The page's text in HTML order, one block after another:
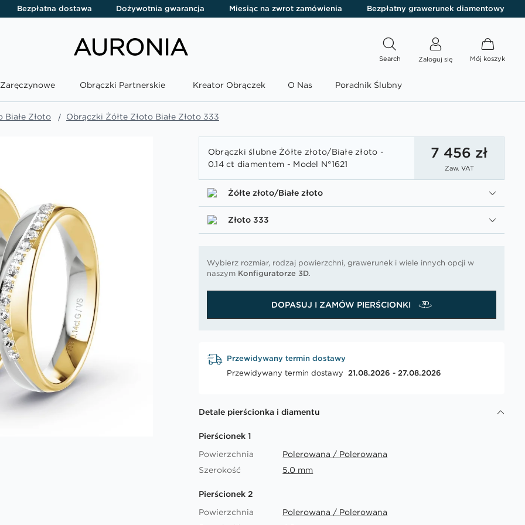
Bezpłatna dostawa Dożywotnia gwarancja Miesiąc na zwrot zamówienia Bezpłatny grawerunek diamentowy
Search Zaloguj się Mój koszyk
Obrączki Partnerskie Kreator Obrączek O Nas Poradnik Ślubny
Białe Złoto Obrączki Żółte Złoto Białe Złoto 333
Obrączki ślubne Żółte złoto/Białe złoto -
0.14 ct diamentem - Model N°1621
7 456 zł
Zaw. VAT
Żółte złoto/Białe złoto
Złoto 333
Wybierz rozmiar, rodzaj powierzchni, grawerunek i wiele innych opcji w
naszym Konfiguratorze 3D.
DOPASUJ I ZAMÓW PIERŚCIONKI
Przewidywany termin dostawy
Przewidywany termin dostawy 21.08.2026 - 27.08.2026
Detale pierścionka i diamentu
Pierścionek 1
Powierzchnia
Polerowana / Polerowana
Szerokość
5.0 mm
Pierścionek 2
Powierzchnia
Polerowana / Polerowana